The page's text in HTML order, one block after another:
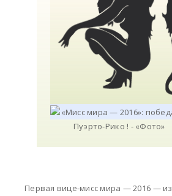
Первая вице-мисс мира — 2016 — из